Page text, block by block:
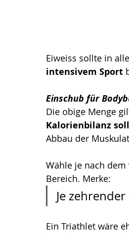
Eiweiss sollte in
intensivem Sport
Einschub für
Die obige Menge
Kalorienbilanz
Abbau der
Wähle je nach
Bereich. Merke:
Je
Ein Triathlet wäre